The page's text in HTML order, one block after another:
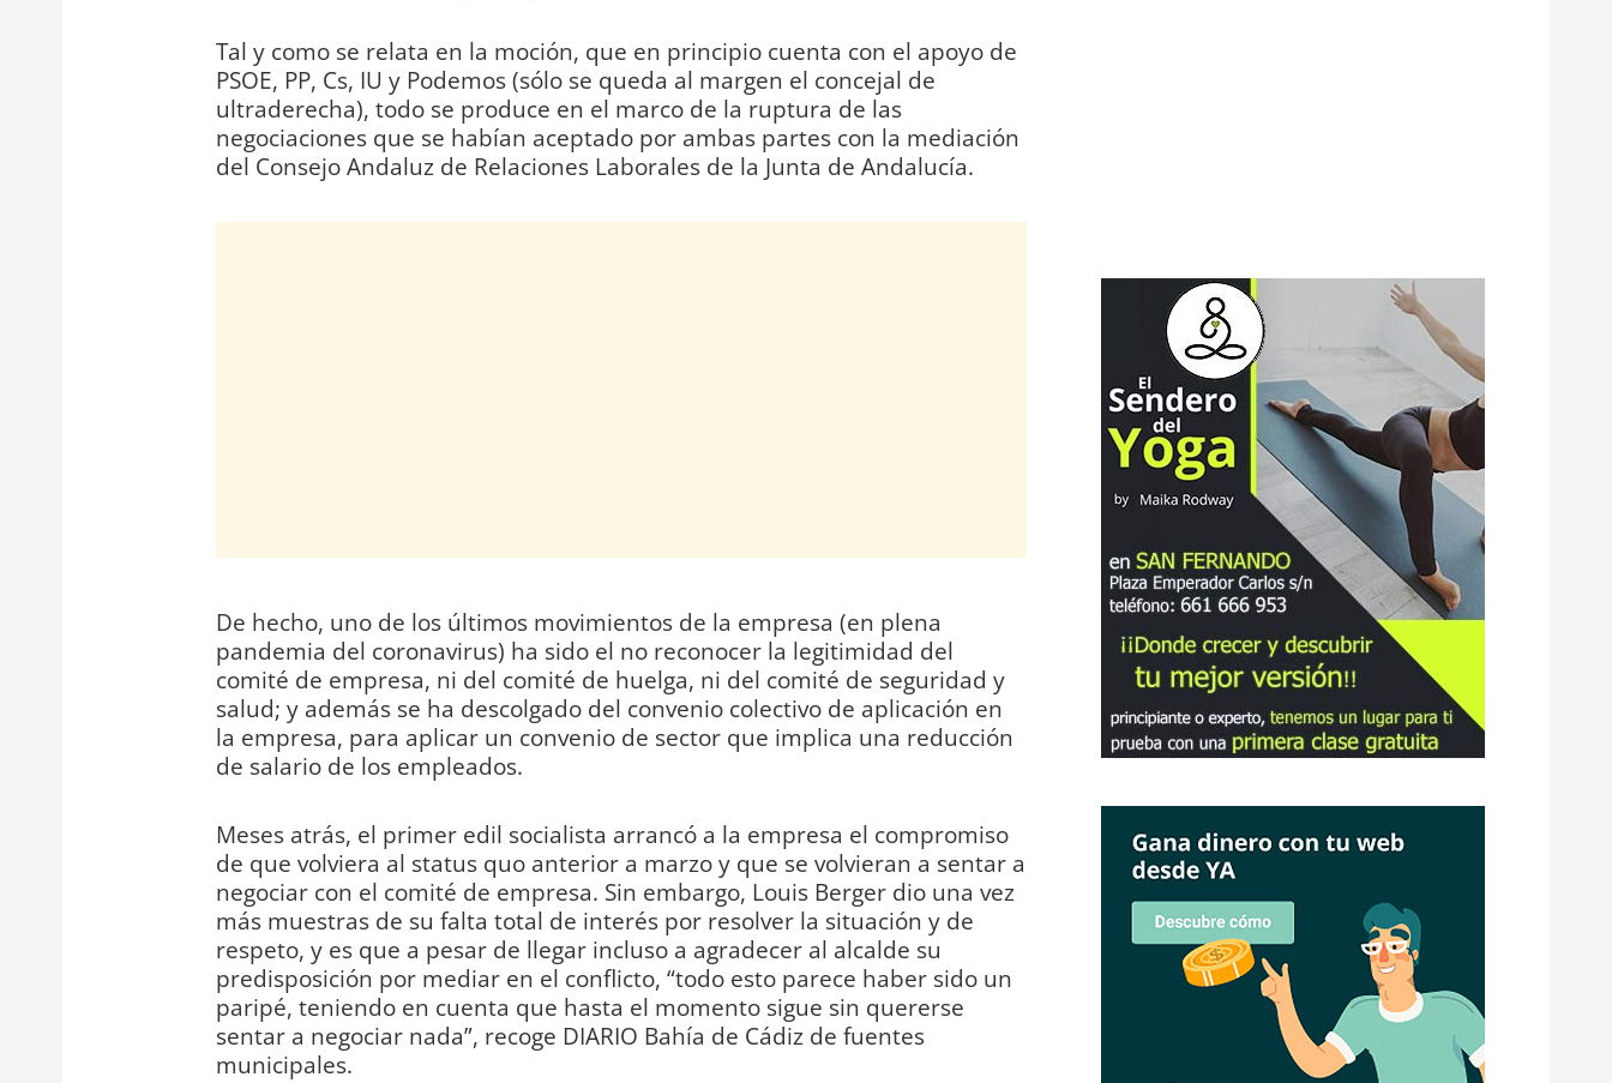
Tal y como se relata en la moción, que en principio cuenta con el apoyo de
PSOE, PP, Cs, IU y Podemos (sólo se queda al margen el concejal de
ultraderecha), todo se produce en el marco de la ruptura de las
negociaciones que se habían aceptado por ambas partes con la mediación
del Consejo Andaluz de Relaciones Laborales de la Junta de Andalucía.
De hecho, uno de los últimos movimientos de la empresa (en plena
pandemia del coronavirus) ha sido el no reconocer la legitimidad del
comité de empresa, ni del comité de huelga, ni del comité de seguridad y
salud; y además se ha descolgado del convenio colectivo de aplicación en
la empresa, para aplicar un convenio de sector que implica una reducción
de salario de los empleados.
Meses atrás, el primer edil socialista arrancó a la empresa el compromiso
de que volviera al status quo anterior a marzo y que se volvieran a sentar a
negociar con el comité de empresa. Sin embargo, Louis Berger dio una vez
más muestras de su falta total de interés por resolver la situación y de
respeto, y es que a pesar de llegar incluso a agradecer al alcalde su
predisposición por mediar en el conflicto, “todo esto parece haber sido un
paripé, teniendo en cuenta que hasta el momento sigue sin quererse
sentar a negociar nada”, recoge DIARIO Bahía de Cádiz de fuentes
municipales.